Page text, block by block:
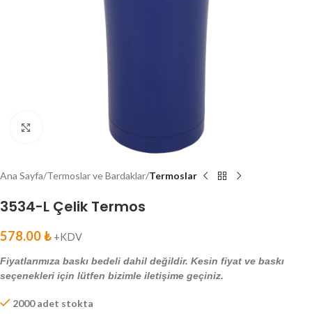
Ana Sayfa Termoslar ve Bardaklar Termoslar
3534-L Çelik Termos
578.00₺ +KDV
Fiyatlarımıza baskı bedeli dahil değildir. Kesin fiyat ve baskı
seçenekleri için lütfen bizimle iletişime geçiniz.
2000 adet stokta